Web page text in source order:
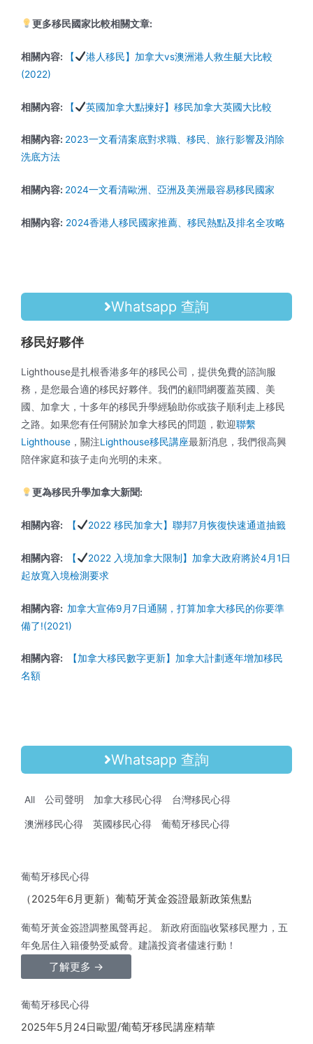
更多移民國家比較相關文章:
相關內容: 【
港人移民】加拿大vs澳洲港人救生艇大比較
(2022)
相關內容: 【 英國加拿大點揀好】移民加拿大英國大比較
相關內容: 2023一文看清案底對求職、移民、旅行影響及消除
洗底方法
相關內容: 2024一文看清歐洲、亞洲及美洲最容易移民國家
相關內容: 2024香港人移民國家推薦、移民熱點及排名全攻略
Whatsapp 查詢
移民好夥伴
Lighthouse是扎根香港多年的移民公司，提供免費的諮詢服
務，是您最合適的移民好夥伴。我們的顧問網覆蓋英國、美
國、加拿大，十多年的移民升學經驗助你或孩子順利走上移民
之路。如果您有任何關於加拿大移民的問題，歡迎聯繫
Lighthouse ，關注Lighthouse移民講座最新消息， 我們很高興
陪伴家庭和孩子走向光明的未來。
更為移民升學加拿大新聞:
相關內容: 【 2022 移民加拿大】聯邦7月恢復快速通道抽籤
相關內容: 【
2022 入境加拿大限制】加拿大政府將於4月1日
起放寬入境檢測要求
相關內容: 加拿大宣佈9月7日通關，打算加拿大移民的你要準
備了!(2021)
相關內容:
【加拿大移民數字更新】加拿大計劃逐年增加移民
名額
Whatsapp 查詢
All 公司聲明 加拿大移民心得 台灣移民心得
澳洲移民心得 英國移民心得 葡萄牙移民心得
葡萄牙移民心得
（2025年6月更新）葡萄牙黃金簽證最新政策焦點
葡萄牙黃金簽證調整風聲再起。 新政府面臨收緊移民壓力，五
年免居住入籍優勢受威脅。建議投資者儘速行動！
了解更多 →
葡萄牙移民心得
2025年5月24日歐盟/葡萄牙移民講座精華